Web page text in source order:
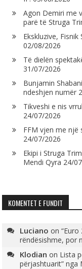
Agon Demiri me
parë të Struga
Ekskluzive,
02/08/2026
Të dielën
31/07/2026
Bunjamin
ndeshjen numër
Tikveshi e nis
24/07/2026
FFM vjen me një
24/07/2026
Ekipi i Struga
Mendi Qyra 24/
KOMENTET E FUNDIT
Luciano on
rëndësishme, por
Klodian on Lista
përjashtuarit” nga